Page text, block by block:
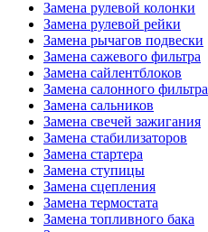
Замена рулевой колонки
Замена рулевой рейки
Замена рычагов подвески
Замена сажевого фильтра
Замена сайлентблоков
Замена салонного фильтра
Замена сальников
Замена свечей зажигания
Замена стабилизаторов
Замена стартера
Замена ступицы
Замена сцепления
Замена термостата
Замена топливного бака